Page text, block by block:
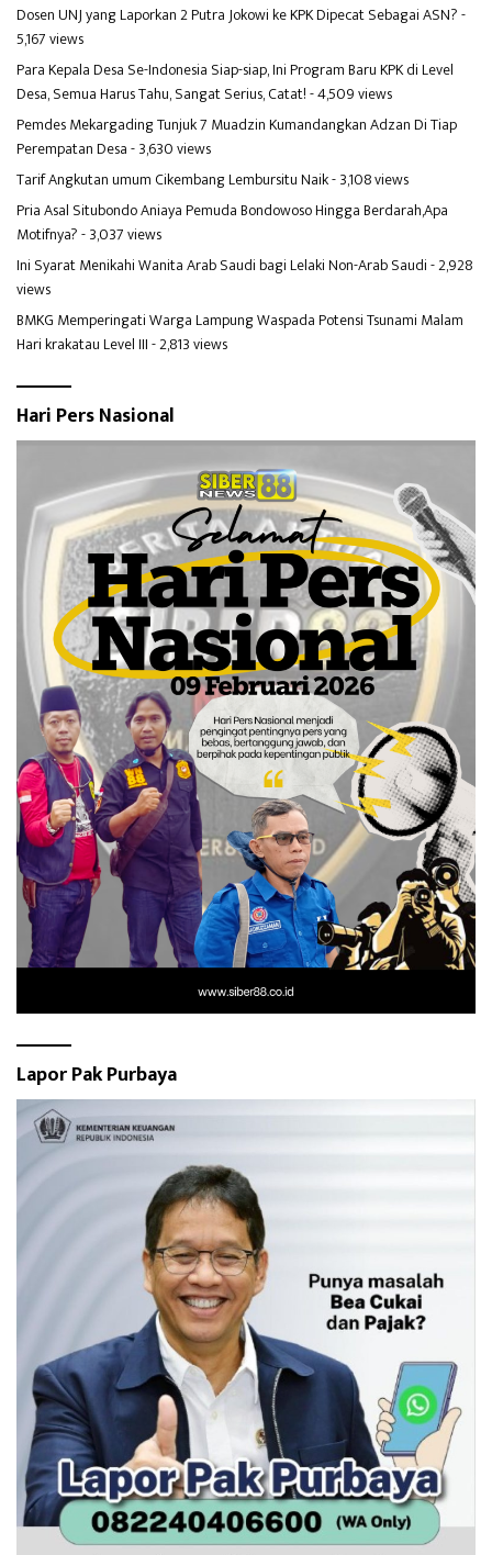
Dosen UNJ yang Laporkan 2 Putra Jokowi ke KPK Dipecat Sebagai ASN?-
5,167 views
Para Kepala Desa Se-Indonesia Siap-siap, Ini Program Baru KPK di Level
Desa, Semua Harus Tahu, Sangat Serius, Catat!- 4,509 views
Pemdes Mekargading Tunjuk 7 Muadzin Kumandangkan Adzan Di Tiap
Perempatan Desa- 3,630 views
Tarif Angkutan umum Cikembang Lembursitu Naik- 3,108 views
Pria Asal Situbondo Aniaya Pemuda Bondowoso Hingga Berdarah,Apa
Motifnya?- 3,037 views
Ini Syarat Menikahi Wanita Arab Saudi bagi Lelaki Non-Arab Saudi- 2,928
views
BMKG Memperingati Warga Lampung Waspada Potensi Tsunami Malam
Hari krakatau Level III- 2,813 views
Hari Pers Nasional
Lapor Pak Purbaya